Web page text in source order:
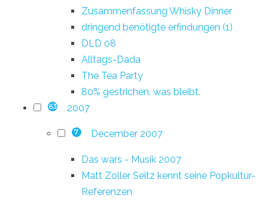
Zusammenfassung Whisky Dinner
dringend benötigte erfindungen (1)
DLD 08
Alltags-Dada
The Tea Party
80% gestrichen. was bleibt.
63 2007
7 December 2007
Das wars - Musik 2007
Matt Zoller Seitz kennt seine Popkultur-
Referenzen